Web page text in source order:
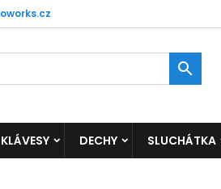

KLÁVESY DECHY SLUCHÁTKA